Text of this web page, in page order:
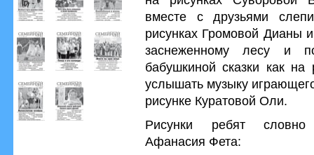
вместе с друзьями
рисунках Громовой Дианы
заснеженному лесу и
бабушкиной сказки как
услышать музыку
рисунке Куратовой Оли.
Рисунки ребят словно
Афанасия Фета: